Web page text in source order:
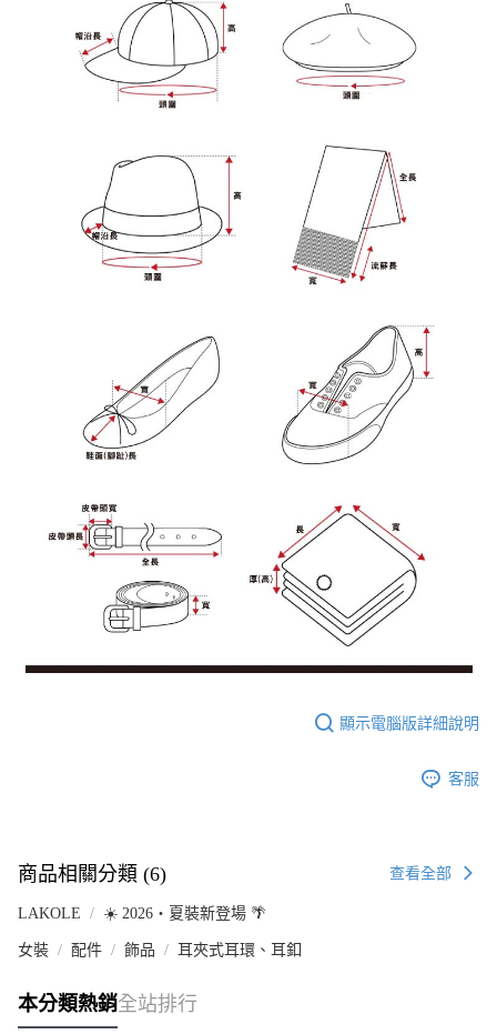
顯示電腦版詳細說明
客服
商品相關分類 (6) 查看全部
LAKOLE ☀️ 2026・夏裝新登場 🌴
女裝 配件 飾品 耳夾式耳環、耳釦
本分類熱銷全站排行